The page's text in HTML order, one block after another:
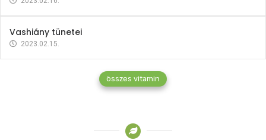
Vashiány tünetei
2023.02.15.
összes vitamin